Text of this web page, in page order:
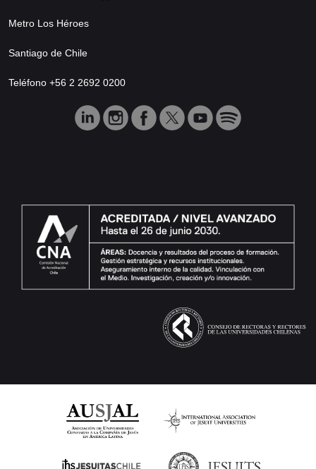
Metro Los Héroes
Santiago de Chile
Teléfono +56 2 2692 0200